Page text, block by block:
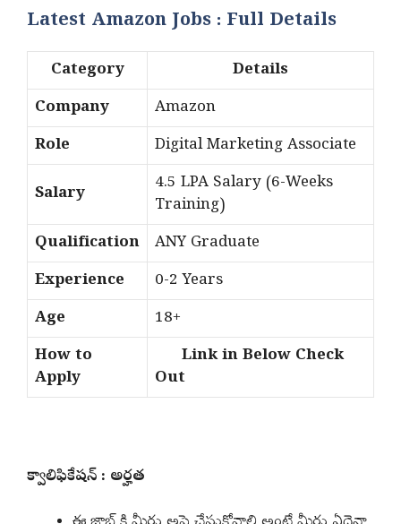
Latest Amazon Jobs : Full Details
Category
Details
Company
Amazon
Role
Digital Marketing Associate
Salary
4.5 LPA Salary (6-Weeks
Training)
Qualification
ANY Graduate
Experience
0-2 Years
Age
18+
How to
Apply
Link in Below Check
Out
క్వాలిఫికేషన్ : అర్హత